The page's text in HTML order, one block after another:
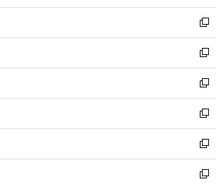
開
く
ウ
で
開
く
ン
ド
ウ
で
開
く
新
し
い
ウ
ィ
ン
ド
ウ
で
開
く
新
し
い
ウ
ィ
ン
ド
ウ
で
新
し
い
ウ
ィ
ン
ド
新
し
い
ウ
ィ
新
し
い
新